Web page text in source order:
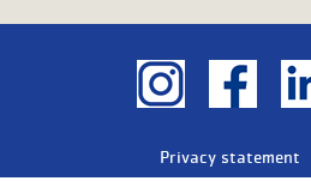
Privacy statement